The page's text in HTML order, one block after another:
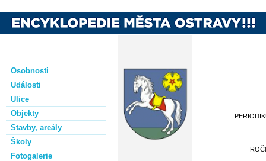
Osobnosti
Události
Ulice
Objekty
Stavby, areály
Školy
Fotogalerie